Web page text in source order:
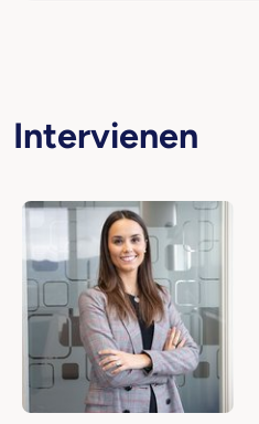
Intervienen